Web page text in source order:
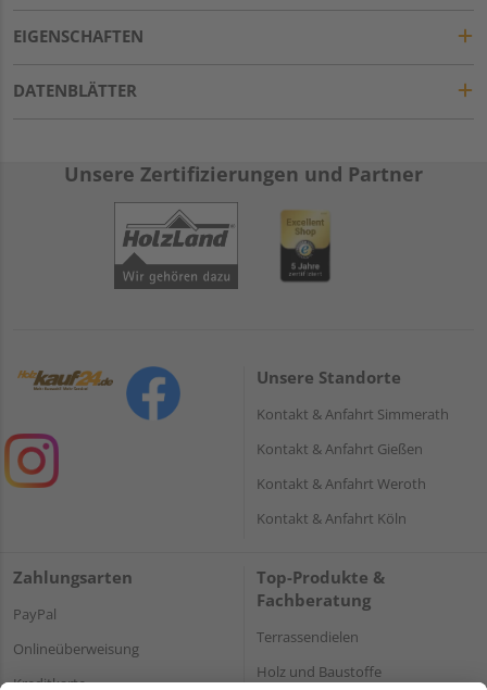
EIGENSCHAFTEN
DATENBLÄTTER
Unsere Zertifizierungen und Partner
Unsere Standorte
Kontakt & Anfahrt Simmerath
Kontakt & Anfahrt Gießen
Kontakt & Anfahrt Weroth
Kontakt & Anfahrt Köln
Zahlungsarten
PayPal
Onlineüberweisung
Kreditkarte
Top-Produkte &
Fachberatung
Terrassendielen
Holz und Baustoffe